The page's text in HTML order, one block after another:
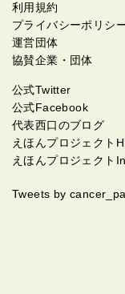
利用規約
プライバシーポリシ
運営団体
協賛企業・団体
公式Twitter
公式Facebook
代表西口のブログ
えほんプロジェクト
えほんプロジェクト
Tweets by